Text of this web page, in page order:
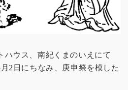
ハウス、南紀くまのいえにて
2日にちなみ、庚申祭を模した